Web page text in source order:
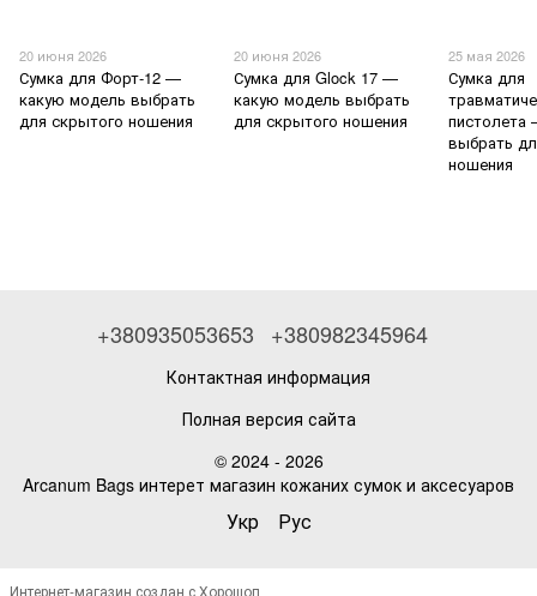
20 июня 2026
Сумка для Форт-12 —
какую модель выбрать
для скрытого ношения
20 июня 2026
Сумка для Glock 17 —
какую модель выбрать
для скрытого ношения
25 мая 2026
Сумка для
пистолета
выбрать
ношения
+380935053653 +380982345964
Контактная информация
Полная версия сайта
© 2024 - 2026
Arcanum Bags интерет магазин кожаних сумок и аксесуаров
Укр Рус
Интернет-магазин создан с Хорошоп